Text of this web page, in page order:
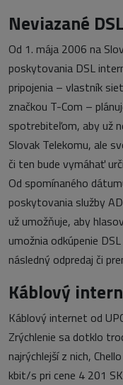
Neviazané DSL
Od 1. mája 2006 na
poskytovania DSL
pripojenia – vlastník
značkou T-Com –
spotrebiteľom, aby už
Slovak Telekomu, ale
či ten bude vymáhať
Od spomínaného
poskytovania služby
už umožňuje, aby
umožnia odkúpenie
následný odpredaj či
Káblový
Káblový internet od
Zrýchlenie sa dotklo
najrýchlejší z nich,
kbit/s pri cene 4 201